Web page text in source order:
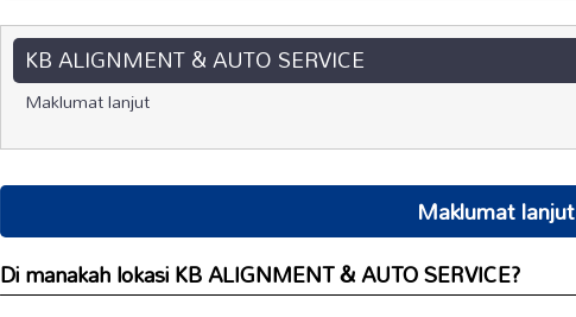
KB ALIGNMENT & AUTO SERVICE
Maklumat lanjut
Maklumat lanjut
Di manakah lokasi KB ALIGNMENT & AUTO SERVICE?